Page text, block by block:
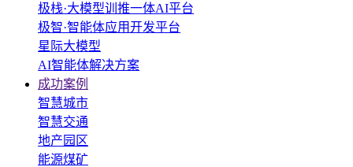
极栈·大模型训推一体AI平台
极智·智能体应用开发平台
星际大模型
AI智能体解决方案
成功案例
智慧城市
智慧交通
地产园区
能源煤矿